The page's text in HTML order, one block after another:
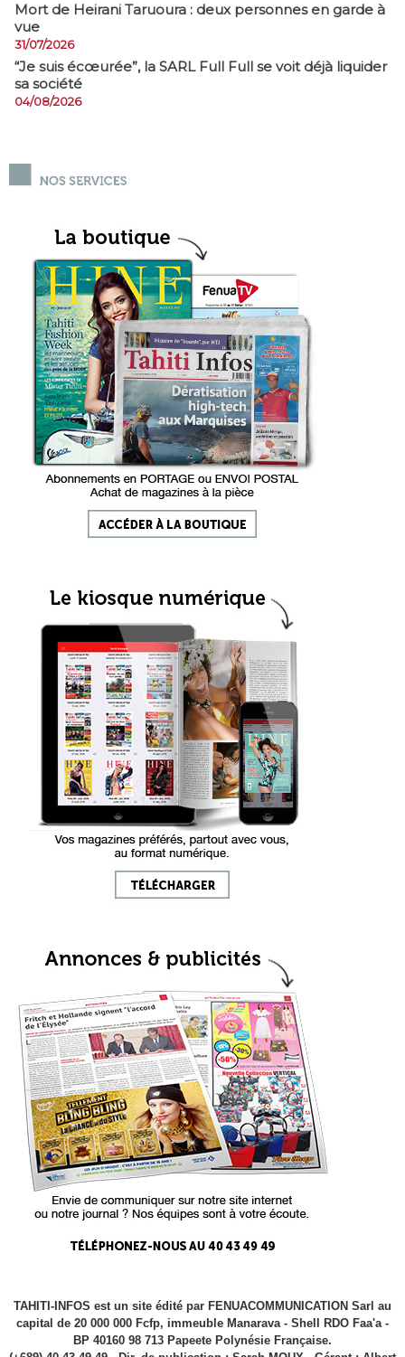
Mort de Heirani Taruoura : deux personnes en garde à
vue
31/07/2026
​“Je suis écœurée”, la SARL Full Full se voit déjà liquider
sa société
04/08/2026
TAHITI-INFOS est un site édité par FENUACOMMUNICATION Sarl au
capital de 20 000 000 Fcfp, immeuble Manarava - Shell RDO Faa'a -
BP 40160 98 713 Papeete Polynésie Française.